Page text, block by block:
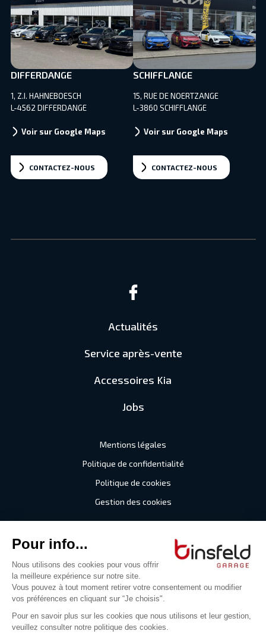
DIFFERDANGE
1, Z.I. HAHNEBOESCH
L-4562 DIFFERDANGE
Voir sur Google Maps
CONTACTEZ-NOUS
SCHIFFLANGE
15, RUE DE NOERTZANGE
L-3860 SCHIFFLANGE
Voir sur Google Maps
CONTACTEZ-NOUS
Actualités
Service après-vente
Accessoires Kia
Jobs
Mentions légales
Politique de confidentialité
Politique de cookies
Gestion des cookies
Digitalised by